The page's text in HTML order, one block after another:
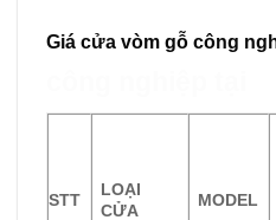
Giá cửa vòm gỗ công
STT
LOẠI
CỬA
MODEL